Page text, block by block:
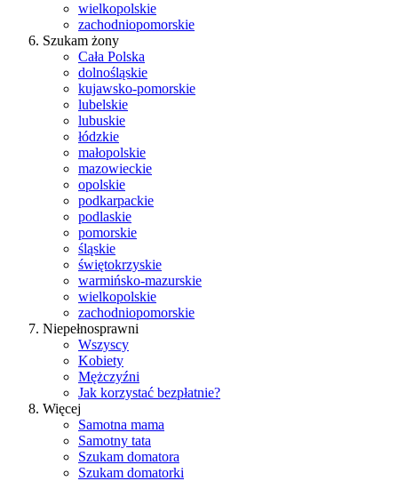
wielkopolskie
zachodniopomorskie
Szukam żony
Cała Polska
dolnośląskie
kujawsko-pomorskie
lubelskie
lubuskie
łódzkie
małopolskie
mazowieckie
opolskie
podkarpackie
podlaskie
pomorskie
śląskie
świętokrzyskie
warmińsko-mazurskie
wielkopolskie
zachodniopomorskie
Niepełnosprawni
Wszyscy
Kobiety
Mężczyźni
Jak korzystać bezpłatnie?
Więcej
Samotna mama
Samotny tata
Szukam domatora
Szukam domatorki